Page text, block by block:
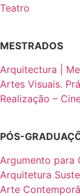
Teatro
MESTRADOS
Arquitectura |
Artes Visuais.
Realização –
PÓS-
Argumento para
Arquitetura
Arte